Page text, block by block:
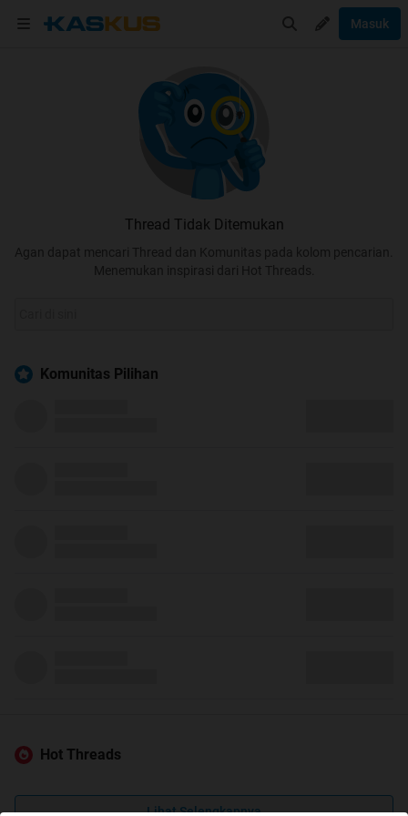
Masuk
Thread Tidak Ditemukan
Agan dapat mencari Thread dan Komunitas pada kolom pencarian.
Menemukan inspirasi dari Hot Threads.
Komunitas Pilihan
Hot Threads
Lihat Selengkapnya